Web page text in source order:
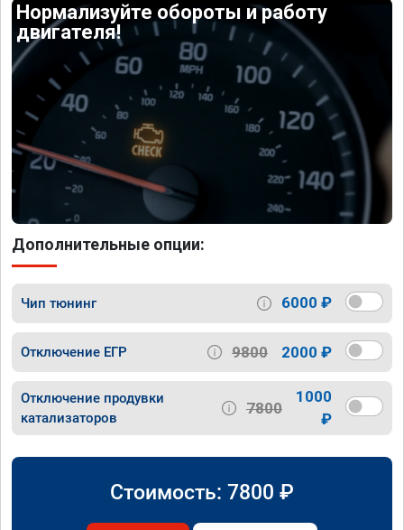
Нормализуйте обороты и работу
двигателя!
Дополнительные опции:
Чип тюнинг 6000 ₽
Отключение ЕГР 9800 2000 ₽
Отключение продувки
катализаторов
7800
1000
₽
Стоимость: 7800 ₽